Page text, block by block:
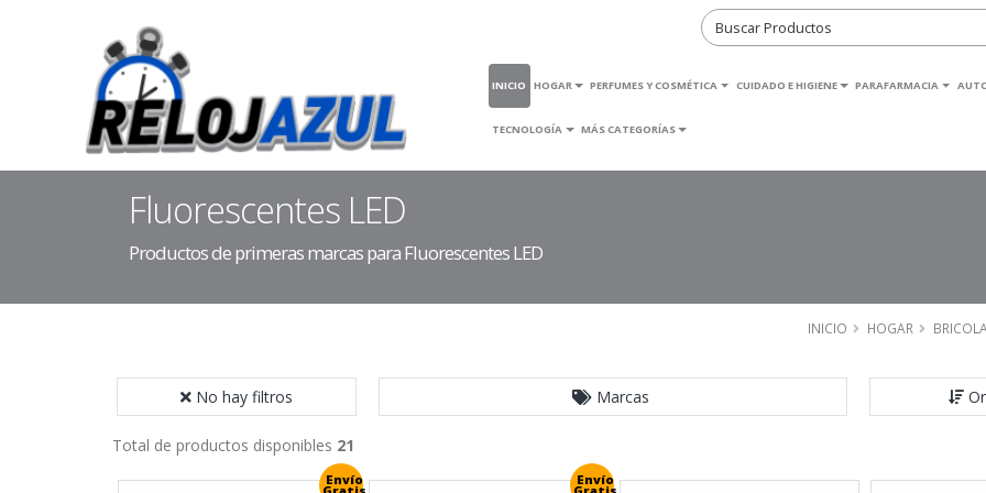
INICIO HOGAR PERFUMES Y COSMÉTICA CUIDADO E HIGIENE PARAFARMACIA
TECNOLOGÍA MÁS CATEGORÍAS
Fluorescentes LED
Productos de primeras marcas para Fluorescentes LED
INICIO HOGAR
No hay filtros Marcas
Total de productos disponibles 21
Envío Envío